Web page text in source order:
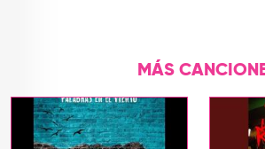
MÁS